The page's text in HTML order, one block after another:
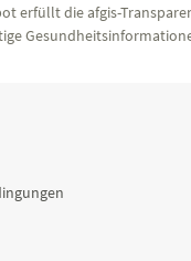
erfüllt die afgis-